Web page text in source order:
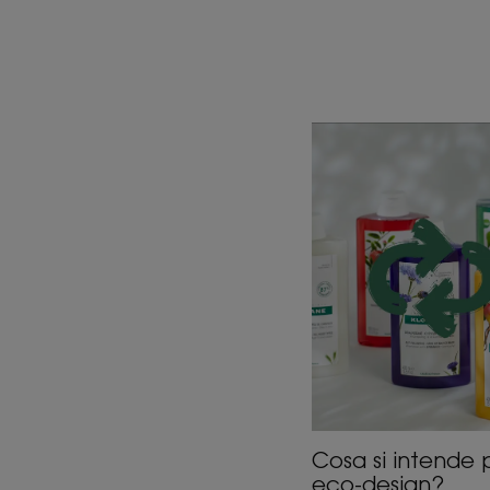
intende
design?
Cosa si intende
eco-design?